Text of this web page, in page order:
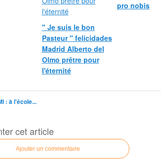
" Je suis le bon
Pasteur " felicidades
Madrid Alberto del
Olmo prêtre pour
l'éternité
pro nobis
: à l'école...
cet article
Ajouter un commentaire